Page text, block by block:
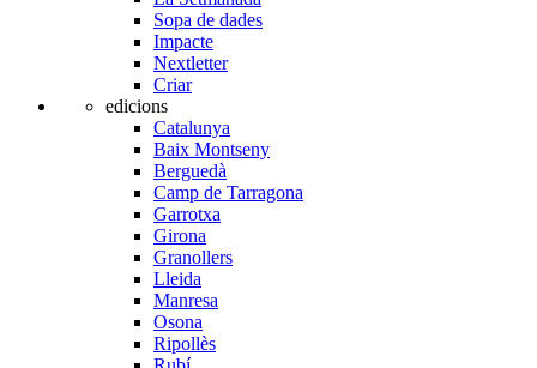
Sopa de dades
Impacte
Nextletter
Criar
edicions
Catalunya
Baix Montseny
Berguedà
Camp de Tarragona
Garrotxa
Girona
Granollers
Lleida
Manresa
Osona
Ripollès